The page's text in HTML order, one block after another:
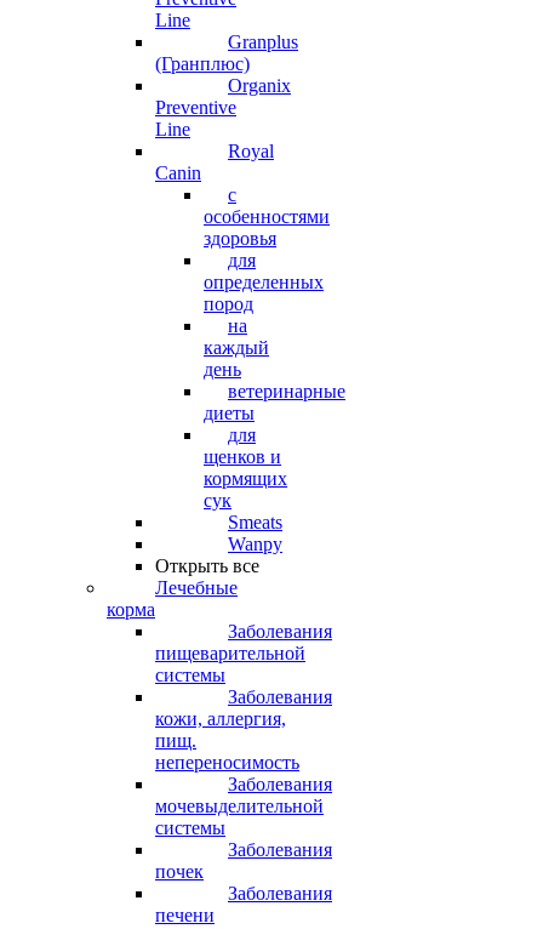
Line
Granplus
(Гранплюс)
Organix
Preventive
Line
Royal
Canin
с
особенностями
здоровья
для
определенных
пород
на
каждый
день
ветеринарные
диеты
для
щенков и
кормящих
сук
Smeats
Wanpy
Открыть все
Лечебные
корма
Заболевания
пищеварительной
системы
Заболевания
кожи, аллергия,
пищ.
непереносимость
Заболевания
мочевыделительной
системы
Заболевания
почек
Заболевания
печени